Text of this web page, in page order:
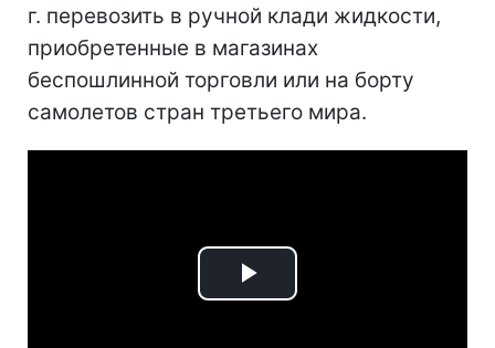
г. перевозить в ручной клади жидкости,
приобретенные в магазинах
беспошлинной торговли или на борту
самолетов стран третьего мира.
Play